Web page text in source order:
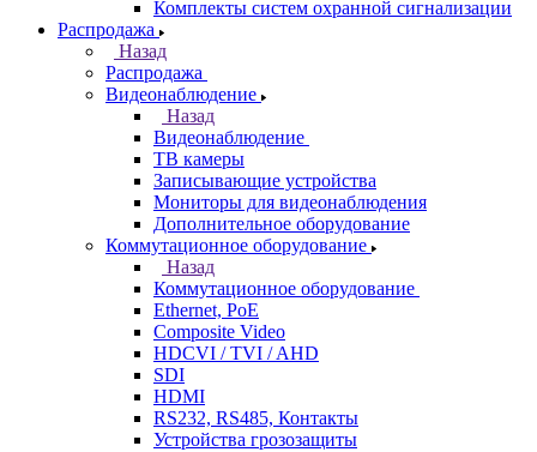
Комплекты систем охранной сигнализации
Распродажа
Назад
Распродажа
Видеонаблюдение
Назад
Видеонаблюдение
ТВ камеры
Записывающие устройства
Мониторы для видеонаблюдения
Дополнительное оборудование
Коммутационное оборудование
Назад
Коммутационное оборудование
Ethernet, PoE
Composite Video
HDCVI / TVI / AHD
SDI
HDMI
RS232, RS485, Контакты
Устройства грозозащиты